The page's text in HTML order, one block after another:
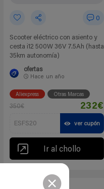
0
Scooter eléctrico con asiento y
cesta i12 500W 36V 7.5Ah (hasta
35km autonomía)
ofertas
Hace un año
Aliexpress Otras Marcas
350€ 232€
ESFS20 ver cupón
Ir al chollo